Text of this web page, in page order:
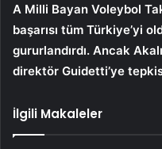
A Milli Bayan Voleybol
başarısı tüm Türkiye’yi
gururlandırdı. Ancak
direktör Guidetti’ye
İlgili Makaleler